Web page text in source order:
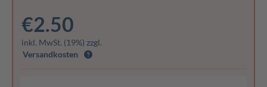
€2.50
inkl. MwSt. (19%) zzgl.
Versandkosten